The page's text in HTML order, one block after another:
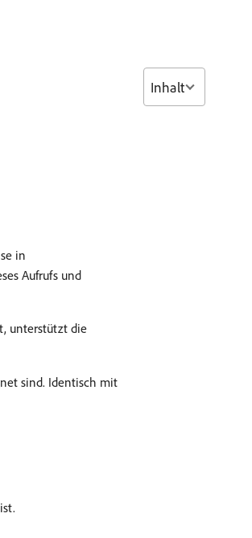
in
Aufrufs und
unterstützt die
sind. Identisch mit
Inhalt